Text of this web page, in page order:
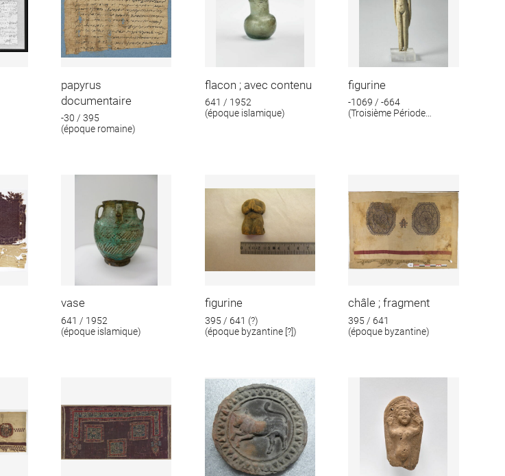
papyrus
documentaire
-30 / 395
(époque romaine)
flacon ; avec contenu
641 / 1952
(époque islamique)
figurine
-1069 / -664
(Troisième Période
vase
641 / 1952
(époque islamique)
figurine
395 / 641 (?)
(époque byzantine [?])
châle ; fragment
395 / 641
(époque byzantine)